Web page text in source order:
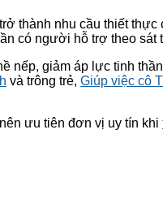
thành nhu cầu thiết
có người hỗ trợ theo sát
nếp, giảm áp lực tinh
và trông trẻ, Giúp việc cô
ưu tiên đơn vị uy tín khi